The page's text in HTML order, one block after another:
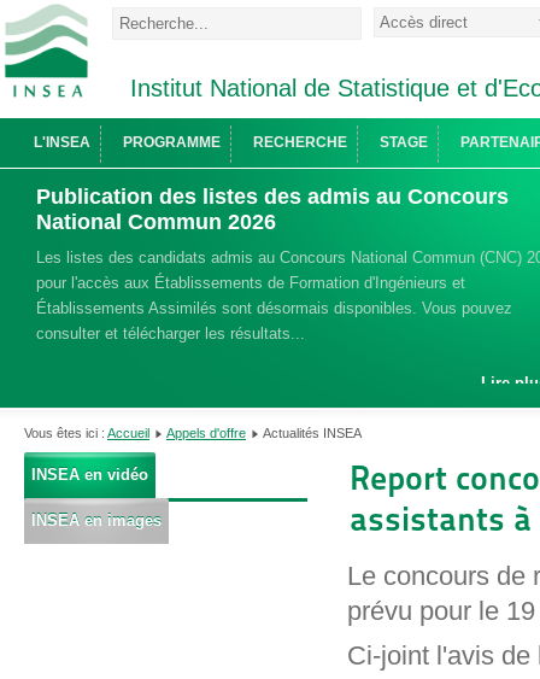
Institut National de Statistique et
L'INSEA PROGRAMME RECHERCHE STAGE
Publication des listes des admis au Concours
National Commun 2026
Les listes des candidats admis au Concours National Commun (CNC)
pour l'accès aux Établissements de Formation d'Ingénieurs et
Établissements Assimilés sont désormais disponibles. Vous pouvez
consulter et télécharger les résultats...
Lire
Vous êtes ici : Accueil Appels d'offre Actualités INSEA
INSEA en vidéo
INSEA en images
Report
assistants à
Le concours de
prévu pour le
Ci-joint l'avis